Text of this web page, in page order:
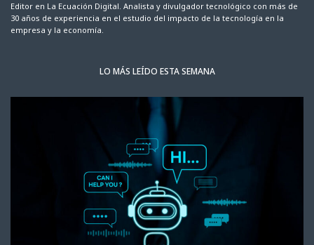
Editor en La Ecuación Digital. Analista y divulgador tecnológico con más de
30 años de experiencia en el estudio del impacto de la tecnología en la
empresa y la economía.
LO MÁS LEÍDO ESTA SEMANA